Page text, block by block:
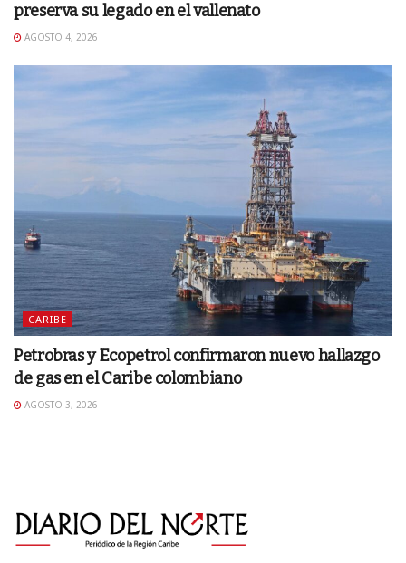
preserva su legado en el vallenato
AGOSTO 4, 2026
CARIBE
Petrobras y Ecopetrol confirmaron nuevo hallazgo
de gas en el Caribe colombiano
AGOSTO 3, 2026